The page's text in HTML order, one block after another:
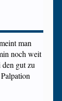
man
noch weit
gut zu